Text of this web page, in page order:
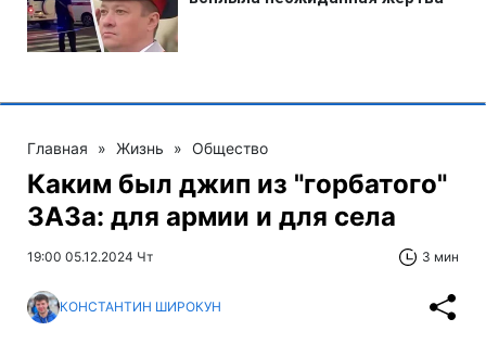
Главная » Жизнь » Общество
Каким был джип из "горбатого"
ЗАЗа: для армии и для села
19:00 05.12.2024 Чт 3 мин
КОНСТАНТИН ШИРОКУН